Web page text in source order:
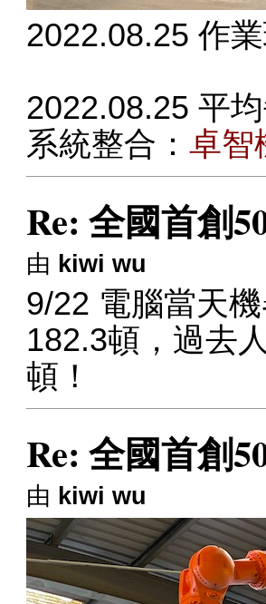
2022.08.25 作
2022.08.25 平
系統整合：卓智
Re: 全國首創
由 kiwi wu
9/22 電腦當天
182.3頓，過去
頓！
Re: 全國首創
由 kiwi wu